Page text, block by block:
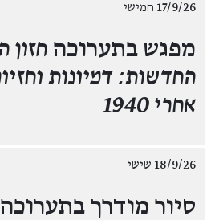
17/9/26 חמישי
מפגש בתערוכה חזון
החדשות: דמיונות
אחרי 1940
18/9/26 שישי
סיור מודרך בתערוכה